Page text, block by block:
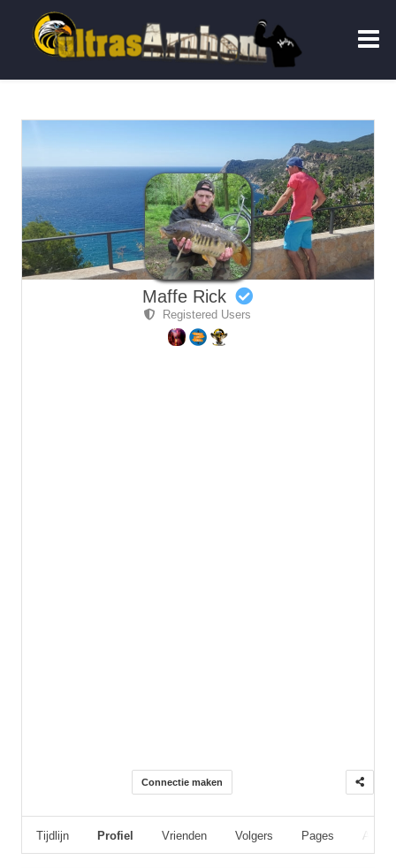
Maffe Rick
Registered Users
Connectie maken
Tijdlijn Profiel Vrienden Volgers Pages